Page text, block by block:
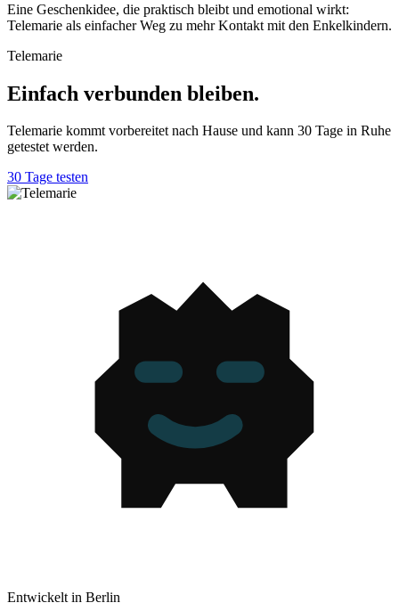
Eine Geschenkidee, die praktisch bleibt und emotional wirkt:
Telemarie als einfacher Weg zu mehr Kontakt mit den Enkelkindern.
Telemarie
Einfach verbunden bleiben.
Telemarie kommt vorbereitet nach Hause und kann 30 Tage in Ruhe
getestet werden.
30 Tage testen
Entwickelt in Berlin